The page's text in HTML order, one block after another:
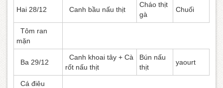
Hai 28/12 Canh bầu nấu thịt
Cháo thịt
gà
Chuối
Tôm ran
mặn
Ba 29/12
Canh khoai tây + Cà
rốt nấu thịt
Bún nấu
thịt
yaourt
Cá điêu